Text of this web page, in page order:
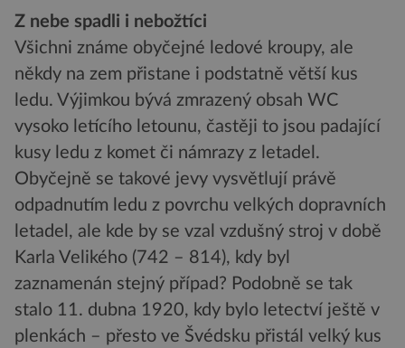
Z nebe spadli i nebožtíci
Všichni známe obyčejné ledové kroupy, ale
někdy na zem přistane i podstatně větší kus
ledu. Výjimkou bývá zmrazený obsah WC
vysoko letícího letounu, častěji to jsou padající
kusy ledu z komet či námrazy z letadel.
Obyčejně se takové jevy vysvětlují právě
odpadnutím ledu z povrchu velkých dopravních
letadel, ale kde by se vzal vzdušný stroj v době
Karla Velikého (742 – 814), kdy byl
zaznamenán stejný případ? Podobně se tak
stalo 11. dubna 1920, kdy bylo letectví ještě v
plenkách – přesto ve Švédsku přistál velký kus